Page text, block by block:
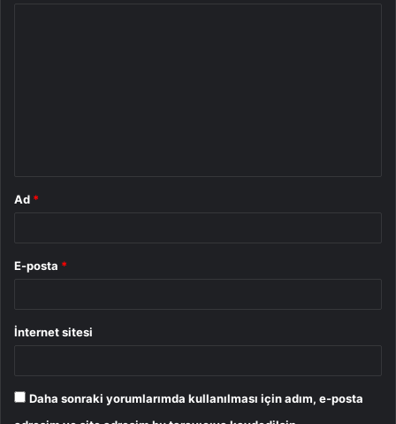
Ad *
E-posta *
İnternet sitesi
Daha sonraki yorumlarımda kullanılması için adım, e-posta